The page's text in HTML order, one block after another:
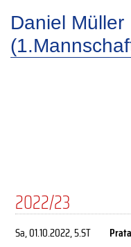
Daniel
2022/23
Sa, 01.10.2022, 5.ST